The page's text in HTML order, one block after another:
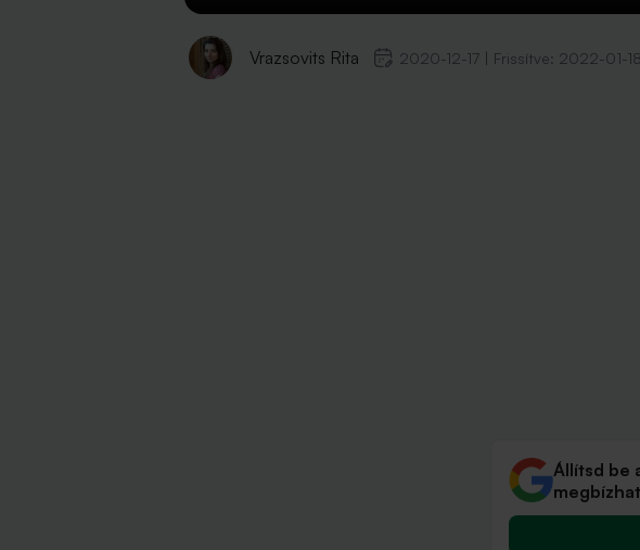
Vrazsovits Rita 2020-12-17 Frissítve: 2022-01-18
Állítsd be